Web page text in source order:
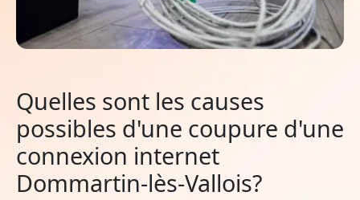
Quelles sont les causes
possibles d'une coupure d'une
connexion internet
Dommartin-lès-Vallois?